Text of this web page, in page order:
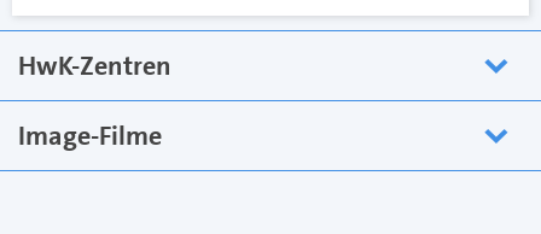
HwK-Zentren
Image-Filme